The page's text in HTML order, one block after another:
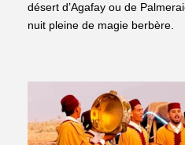
désert d’Agafay ou de
nuit pleine de magie berbère.